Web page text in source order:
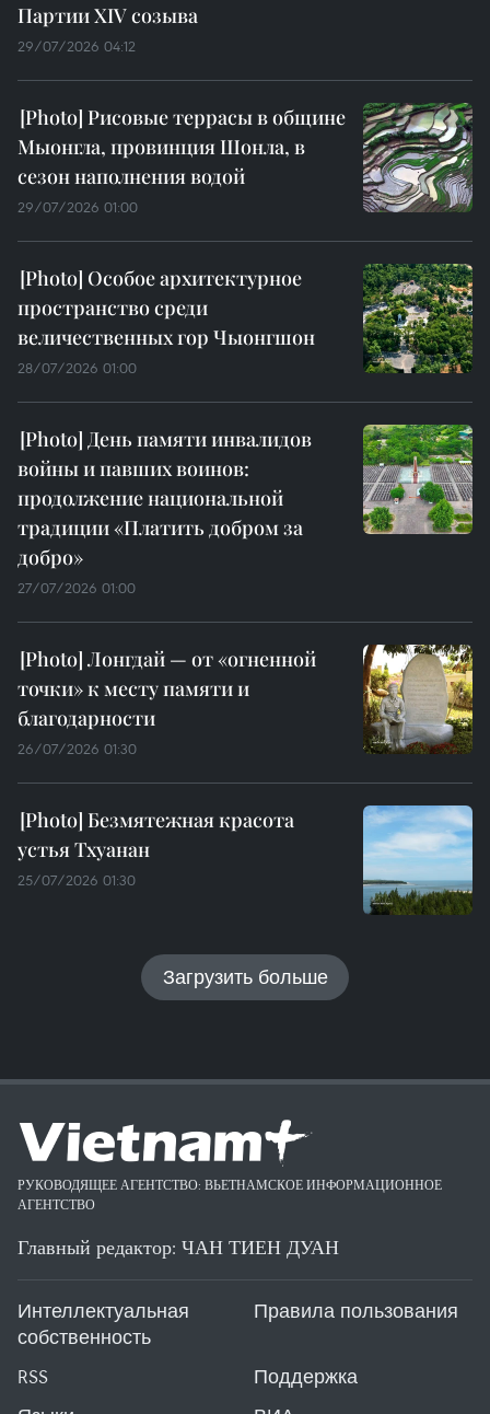
Партии XIV созыва
29/07/2026 04:12
Рисовые террасы в общине
Мыонгла, провинция Шонла, в
сезон наполнения водой
29/07/2026 01:00
Особое архитектурное
пространство среди
величественных гор Чыонгшон
28/07/2026 01:00
День памяти инвалидов
войны и павших воинов:
продолжение национальной
традиции «Платить добром за
добро»
27/07/2026 01:00
Лонгдай — от «огненной
точки» к месту памяти и
благодарности
26/07/2026 01:30
Безмятежная красота
устья Тхуанан
25/07/2026 01:30
Загрузить больше
РУКОВОДЯЩЕЕ АГЕНТСТВО: ВЬЕТНАМСКОЕ ИНФОРМАЦИОННОЕ
АГЕНТСТВО
Главный редактор: ЧАН ТИЕН ДУАН
Интеллектуальная
собственность
Правила пользования
RSS
Поддержка